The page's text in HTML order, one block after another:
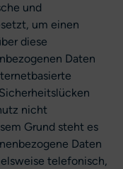
und
um einen
diese
Daten
nicht
Grund steht es
Daten
telefonisch,